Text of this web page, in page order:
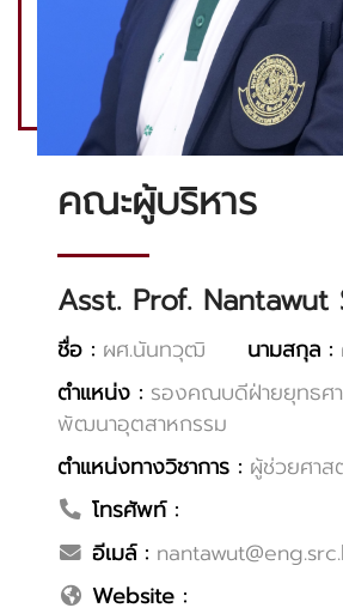
คณะผู้บริหาร
Asst. Prof. Nantawut
ชื่อ : ผศ.นันทวุฒิ นามสกุล :
ตำแหน่ง : รองคณบดีฝ่ายยุทธศา
พัฒนาอุตสาหกรรม
ตำแหน่งทางวิชาการ : ผู้ช่วยศาส
โทรศัพท์ :
อีเมล์ :
Website :